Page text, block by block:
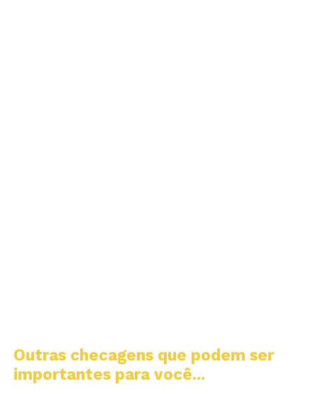
Outras checagens que podem ser
importantes para você...